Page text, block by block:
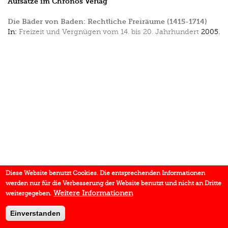
Die Bäder von Baden: Rechtliche Freiräume (1415-1714)
In: Freizeit und Vergnügen vom 14. bis 20. Jahrhundert 2005.
Diese Website benutzt Cookies. Die entsprechenden Informationen
werden nur für die Verbesserung der Website benutzt und nicht an Dritte
weitergegeben. Weitere Informationen
Einverstanden